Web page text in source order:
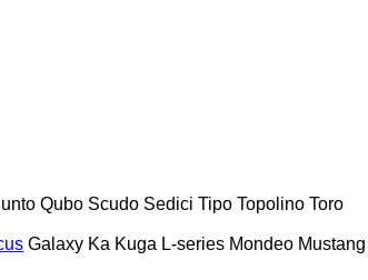
Qubo Scudo Sedici Tipo Topolino Toro
Galaxy Ka Kuga L-series Mondeo Mustang